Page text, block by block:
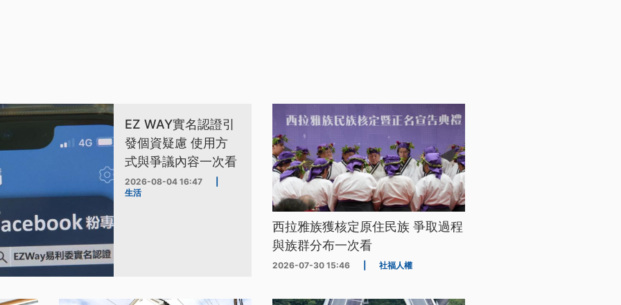
EZ WAY實名認證引
發個資疑慮 使用方
式與爭議內容一次看
2026-08-04 16:47
生活
西拉雅族獲核定原住民族 爭取過程
與族群分布一次看
2026-07-30 15:46 社福人權